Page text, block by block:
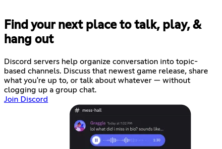
Find your next place to talk, play, &
hang out
Discord servers help organize conversation into topic-
based channels. Discuss that newest game release, share
what you're up to, or talk about whatever — without
clogging up a group chat.
Join Discord